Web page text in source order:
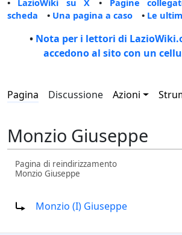
• LazioWiki su X • Pagine
scheda • Una pagina a caso • Le
• Nota per i lettori di
accedono al sito con un
Pagina Discussione Azioni
Monzio Giuseppe
Pagina di reindirizzamento
Monzio Giuseppe
Monzio (I) Giuseppe